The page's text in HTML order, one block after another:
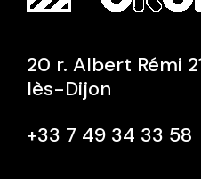
20 r. Albert Rémi
lès-Dijon
+33 7 49 34 33 58